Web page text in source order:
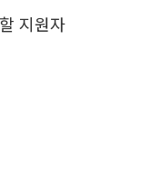
지원자